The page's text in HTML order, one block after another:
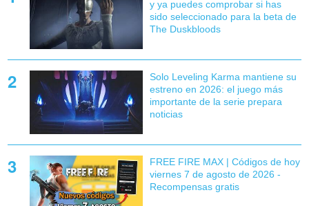
y ya puedes comprobar si has
sido seleccionado para la beta de
The Duskbloods
Solo Leveling Karma mantiene su
estreno en 2026: el juego más
importante de la serie prepara
noticias
FREE FIRE MAX | Códigos de hoy
viernes 7 de agosto de 2026 -
Recompensas gratis